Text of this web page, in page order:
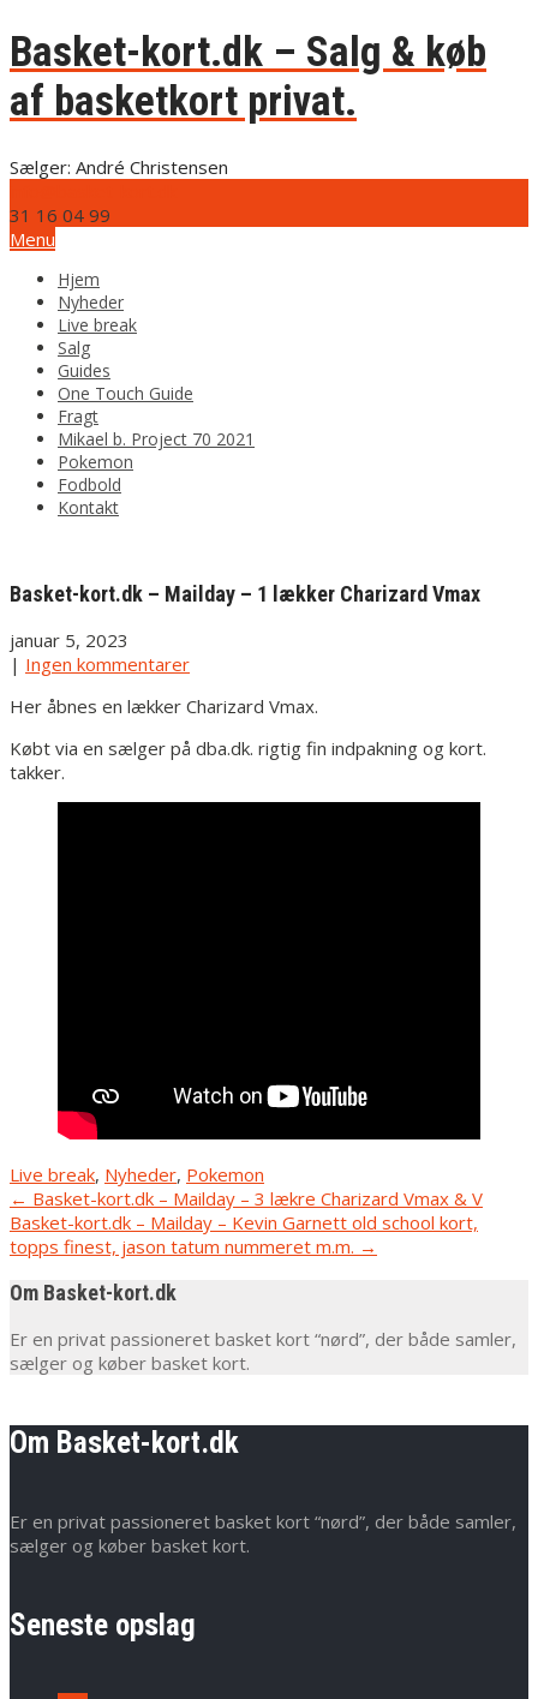
Basket-kort.dk – Salg & køb
af basketkort privat.
Sælger: André Christensen
31 16 04 99
Menu
Hjem
Nyheder
Live break
Salg
Guides
One Touch Guide
Fragt
Mikael b. Project 70 2021
Pokemon
Fodbold
Kontakt
Basket-kort.dk – Mailday – 1 lækker Charizard Vmax
januar 5, 2023
| Ingen kommentarer
Her åbnes en lækker Charizard Vmax.
Købt via en sælger på dba.dk. rigtig fin indpakning og kort.
takker.
Live break, Nyheder, Pokemon
Post
navigation
← Basket-kort.dk – Mailday – 3 lækre Charizard Vmax & V
Basket-kort.dk – Mailday – Kevin Garnett old school kort,
topps finest, jason tatum nummeret m.m. →
Om Basket-kort.dk
Er en privat passioneret basket kort “nørd”, der både samler,
sælger og køber basket kort.
Om Basket-kort.dk
Er en privat passioneret basket kort “nørd”, der både samler,
sælger og køber basket kort.
Seneste opslag